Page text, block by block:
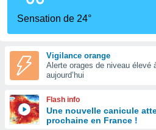
Sensation de 24°
Vigilance orange
Alerte orages de niveau élevé
aujourd’hui
Flash info
Une nouvelle canicule
prochaine en France !